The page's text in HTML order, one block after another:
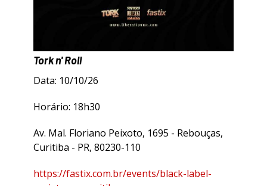
Tork n' Roll
Data: 10/10/26
Horário: 18h30
Av. Mal. Floriano Peixoto, 1695 - Rebouças,
Curitiba - PR, 80230-110
https://fastix.com.br/events/black-label-